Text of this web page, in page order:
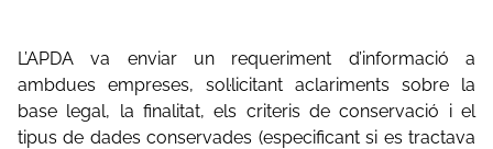
L’APDA va enviar un requeriment d’informació a
ambdues empreses, sol·licitant aclariments sobre la
base legal, la finalitat, els criteris de conservació i el
tipus de dades conservades (especificant si es tractava